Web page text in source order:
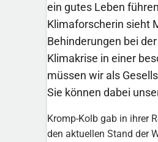
ein gutes Leben
Klimaforscherin sieht
Behinderungen bei
Klimakrise in einer
müssen wir als
Sie können dabei
Kromp-Kolb gab in ihrer
den aktuellen Stand der